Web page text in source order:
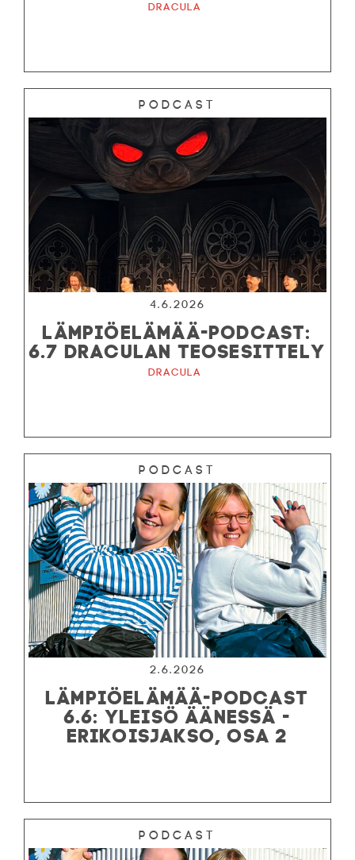
Dracula
Podcast
4.6.2026
LÄMPIÖELÄMÄÄ-PODCAST:
6.7 DRACULAN TEOSESITTELY
Dracula
Podcast
2.6.2026
LÄMPIÖELÄMÄÄ-PODCAST
6.6: YLEISÖ ÄÄNESSÄ -
ERIKOISJAKSO, OSA 2
Podcast